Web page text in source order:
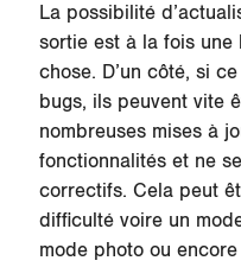
La possibilité
sortie est à la fois une
chose. D’un côté, si
bugs, ils peuvent vite
nombreuses mises à
fonctionnalités et ne
correctifs. Cela peut
difficulté voire un
mode photo ou